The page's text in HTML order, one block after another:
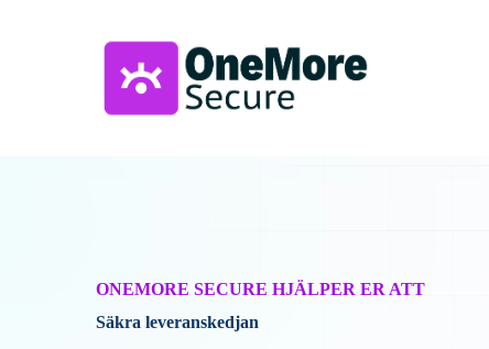
ONEMORE SECURE HJÄLPER ER ATT
Säkra leveranskedjan